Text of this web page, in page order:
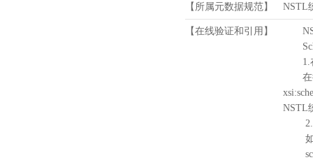
【所属元数据规范】 NSTL
【在线验证和引用】
1.
在待
NSTL
2.
如需